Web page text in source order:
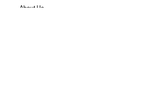
About Us